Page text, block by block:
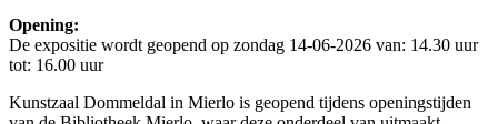
Opening:
De expositie wordt geopend op zondag 14-06-2026 van: 14.30 uur
tot: 16.00 uur
Kunstzaal Dommeldal in Mierlo is geopend tijdens openingstijden